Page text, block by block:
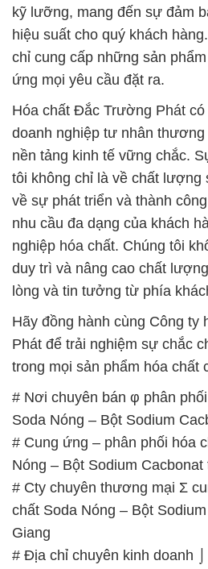
kỹ lưỡng, mang đến sự đảm
hiệu suất cho quý khách
chỉ cung cấp những sản
ứng mọi yêu cầu đặt ra.
Hóa chất Đắc Trường Phát
doanh nghiệp tư nhân
nền tảng kinh tế vững chắc.
tôi không chỉ là về chất lượng
về sự phát triển và thành
nhu cầu đa dạng của khách
nghiệp hóa chất. Chúng tôi
duy trì và nâng cao chất
lòng và tin tưởng từ phía
Hãy đồng hành cùng Công ty
Phát để trải nghiệm sự chắc
trong mọi sản phẩm hóa chất
# Nơi chuyên bán φ phân
Soda Nóng – Bột Sodium
# Cung ứng – phân phối hóa
Nóng – Bột Sodium Cacbonat
# Cty chuyên thương mại Σ
chất Soda Nóng – Bột
Giang
# Địa chỉ chuyên kinh doanh